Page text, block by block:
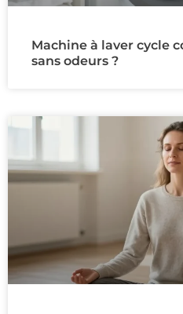
Machine à laver cycle
sans odeurs ?